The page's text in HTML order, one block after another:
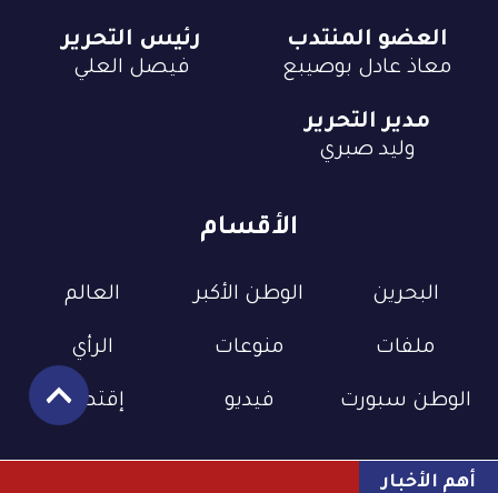
أهم الأخبار
الأقسام
البحرين الوطن الأكبر العالم
ملفات منوعات الرأي
الوطن سبورت فيديو إقتصاد
العضو المنتدب
معاذ عادل بوصيبع
رئيس التحرير
فيصل العلي
مدير التحرير
وليد صبري